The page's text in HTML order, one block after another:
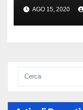
AGO 15, 2020